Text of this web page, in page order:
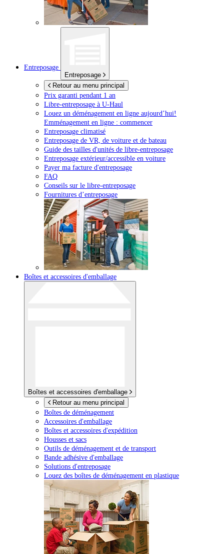
Entreposage
Entreposage
Retour au menu principal
Prix garanti pendant 1 an
Libre-entreposage à U-Haul
Louez un déménagement en ligne aujourd’hui!
Emménagement en ligne : commencer
Entreposage climatisé
Entreposage de VR, de voiture et de bateau
Guide des tailles d'unités de libre-entreposage
Entreposage extérieur/accessible en voiture
Payer ma facture d'entreposage
FAQ
Conseils sur le libre-entreposage
Fournitures d’entreposage
Boîtes et accessoires d'emballage
Boîtes et accessoires d'emballage
Retour au menu principal
Boîtes de déménagement
Accessoires d'emballage
Boîtes et accessoires d'expédition
Housses et sacs
Outils de déménagement et de transport
Bande adhésive d'emballage
Solutions d'entreposage
Louez des boîtes de déménagement en plastique